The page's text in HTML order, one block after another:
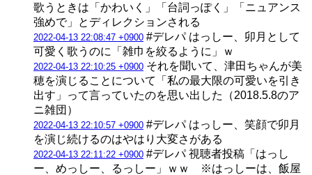
歌うときは「かわいく」「台詞っぽく」「ニュアンス
強めで」とディレクションされる
2022-04-13 22:08:47 +0900 #デレパ はっしー、卯月として
可愛く歌うのに「雑巾を絞るように」ｗ
2022-04-13 22:10:25 +0900 それを聞いて、津田ちゃんが美
穂を演じることについて「私の最大限の可愛いを引き
出す」って言っていたのを思い出した（2018.5.8のア
ニ雑団）
2022-04-13 22:10:57 +0900 #デレパ はっしー、笑顔で卯月
を演じ続けるのはやはり大変さがある
2022-04-13 22:11:22 +0900 #デレパ 視聴者投稿「はっし
ー、めっしー、るっしー」ｗｗ ※はっしーは、飯屋